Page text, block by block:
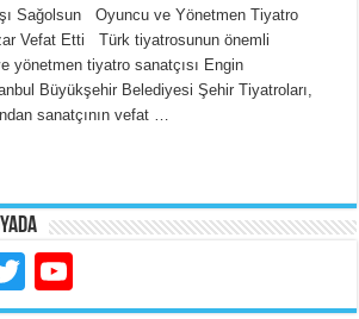
Sağolsun Oyuncu ve Yönetmen Tiyatro
Vefat Etti Türk tiyatrosunun önemli
yönetmen tiyatro sanatçısı Engin
Büyükşehir Belediyesi Şehir Tiyatroları,
sanatçının vefat …
Twitter